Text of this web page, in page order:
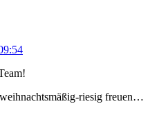
riesig freuen…